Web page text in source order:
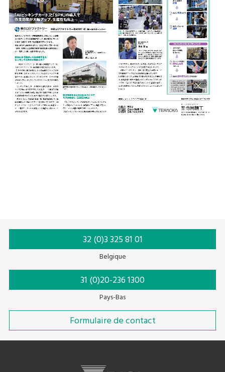
32 (0)3 325 81 01
Belgique
31 (0)20-236 1300
Pays-Bas
Formulaire de contact